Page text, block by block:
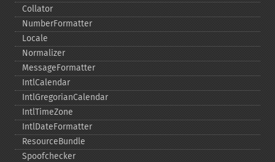
Collator
NumberFormatter
Locale
Normalizer
MessageFormatter
IntlCalendar
IntlGregorianCalendar
IntlTimeZone
IntlDateFormatter
ResourceBundle
Spoofchecker